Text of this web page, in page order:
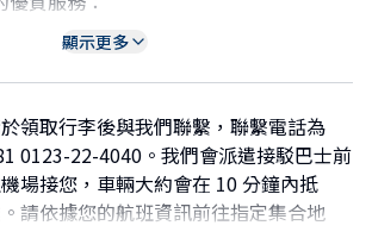
山/菲尼克斯/紐約/邁阿密/勞德代爾堡/
克蘭/威靈頓/但尼丁/皇后鎮
金海岸
/清邁/甲米/
/大阪/成田
或 info@yesaway.com
顯示更多
領取行李後與我們聯繫，聯繫電話為
0123-22-4040。我們會派遣接駁巴士前
場接您，車輛大約會在 10 分鐘內抵
請依據您的航班資訊前往指定集合地